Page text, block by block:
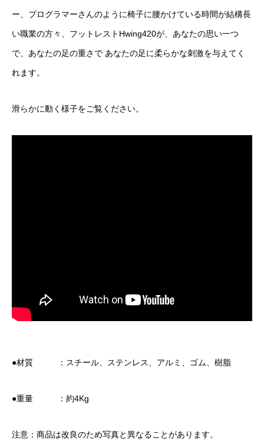
ー、プログラマーさんのように椅子に腰かけている時間が結構長
い職業の方々、フットレストHwing420が、あなたの思い一つ
で、あなたの足の重さで あなたの足に柔らかな刺激を与えてく
れます。
滑らかに動く様子をご覧ください。
●材質 ：スチール、ステンレス、アルミ、ゴム、樹脂
●重量 ：約4Kg
注意：商品は改良のため写真と異なることがあります。